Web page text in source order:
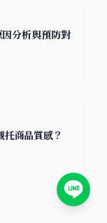
分析與預防對
商品質感？